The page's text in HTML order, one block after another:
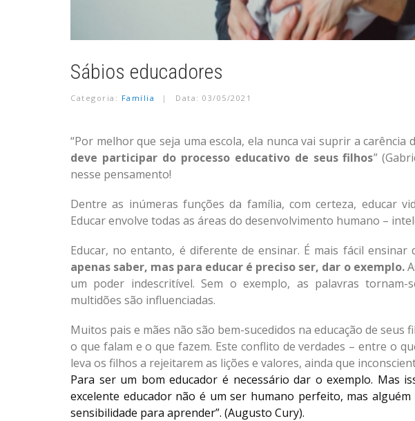
Sábios educadores
Categoria: Família Data: 03/05/2021
“Por melhor que seja uma escola, ela nunca vai suprir a
deve participar do processo educativo de seus filhos”
nesse pensamento!
Dentre as inúmeras funções da família, com certeza, educar
Educar envolve todas as áreas do desenvolvimento humano –
Educar, no entanto, é diferente de ensinar. É mais fácil ensinar
apenas saber, mas para educar é preciso ser, dar o exemplo.
um poder indescritível. Sem o exemplo, as palavras
multidões são influenciadas.
Muitos pais e mães não são bem-sucedidos na educação de
o que falam e o que fazem. Este conflito de verdades – entre o
leva os filhos a rejeitarem as lições e valores, ainda que
Para ser um bom educador é necessário dar o exemplo. Mas
excelente educador não é um ser humano perfeito, mas
sensibilidade para aprender”. (Augusto Cury).